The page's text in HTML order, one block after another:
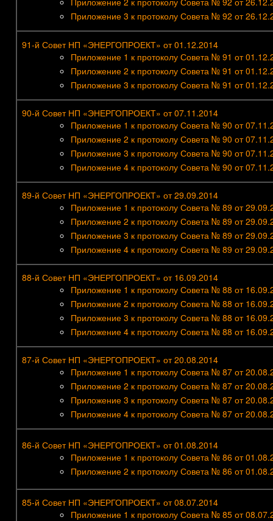
Приложение 3 к протоколу Совета № 92 от
91-й Совет НП «ЭНЕРГОПРОЕКТ» от 01.12.2014
Приложение 1 к протоколу Совета № 91 от
Приложение 2 к протоколу Совета № 91 от
Приложение 3 к протоколу Совета № 91 от
90-й Совет НП «ЭНЕРГОПРОЕКТ» от 07.11.2014
Приложение 1 к протоколу Совета № 90 от
Приложение 2 к протоколу Совета № 90 от
Приложение 3 к протоколу Совета № 90 от
Приложение 4 к протоколу Совета № 90 от
89-й Совет НП «ЭНЕРГОПРОЕКТ» от 29.09.2014
Приложение 1 к протоколу Совета № 89 от
Приложение 2 к протоколу Совета № 89 от
Приложение 3 к протоколу Совета № 89 от
Приложение 4 к протоколу Совета № 89 от
88-й Совет НП «ЭНЕРГОПРОЕКТ» от 16.09.2014
Приложение 1 к протоколу Совета № 88 от
Приложение 2 к протоколу Совета № 88 от
Приложение 3 к протоколу Совета № 88 от
Приложение 4 к протоколу Совета № 88 от
87-й Совет НП «ЭНЕРГОПРОЕКТ» от 20.08.2014
Приложение 1 к протоколу Совета № 87 от
Приложение 2 к протоколу Совета № 87 от
Приложение 3 к протоколу Совета № 87 от
Приложение 4 к протоколу Совета № 87 от
86-й Совет НП «ЭНЕРГОПРОЕКТ» от 01.08.2014
Приложение 1 к протоколу Совета № 86 от
Приложение 2 к протоколу Совета № 86 от
85-й Совет НП «ЭНЕРГОПРОЕКТ» от 08.07.2014
Приложение 1 к протоколу Совета № 85 от